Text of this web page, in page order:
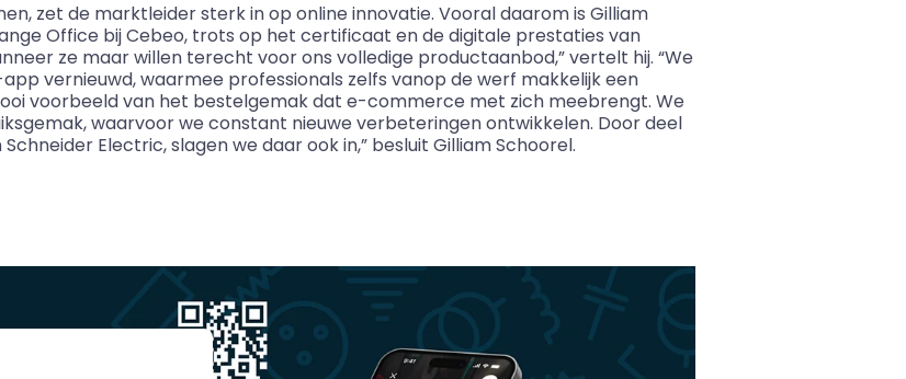
zet de marktleider sterk in op online innovatie. Vooral daarom is Gilliam
Office bij Cebeo, trots op het certificaat en de digitale prestaties van
ze maar willen terecht voor ons volledige productaanbod,” vertelt hij. “We
vernieuwd, waarmee professionals zelfs vanop de werf makkelijk een
voorbeeld van het bestelgemak dat e-commerce met zich meebrengt. We
waarvoor we constant nieuwe verbeteringen ontwikkelen. Door deel
Electric, slagen we daar ook in,” besluit Gilliam Schoorel.